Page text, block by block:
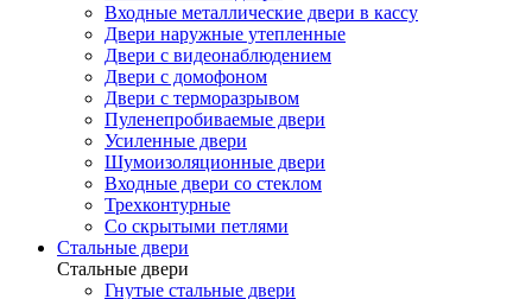
Входные металлические двери в кассу
Двери наружные утепленные
Двери с видеонаблюдением
Двери с домофоном
Двери с терморазрывом
Пуленепробиваемые двери
Усиленные двери
Шумоизоляционные двери
Входные двери со стеклом
Трехконтурные
Со скрытыми петлями
Стальные двери
Стальные двери
Гнутые стальные двери